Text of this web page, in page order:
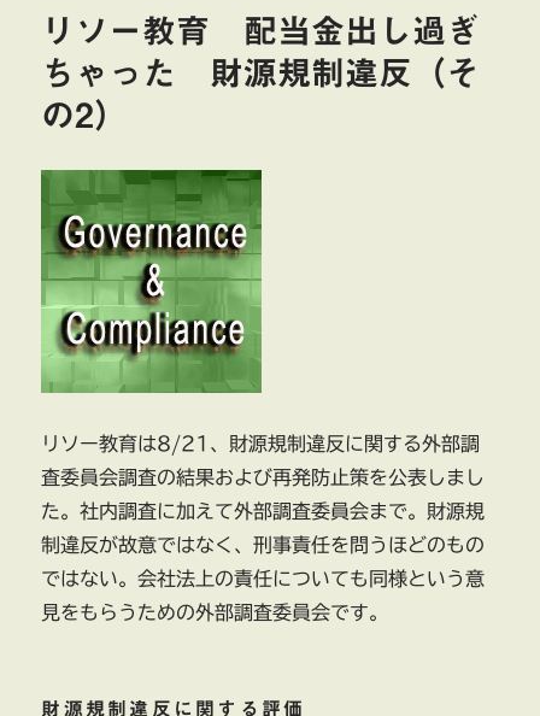
ー
山
岡
家
リソー教育 配当金出し過ぎ
ちゃった 財源規制違反（そ
の2）
リソー教育は8/21、財源規制違反に関する外部調
査委員会調査の結果および再発防止策を公表しまし
た。社内調査に加えて外部調査委員会まで。財源規
制違反が故意ではなく、刑事責任を問うほどのもの
ではない。会社法上の責任についても同様という意
見をもらうための外部調査委員会です。
財源規制違反に関する評価